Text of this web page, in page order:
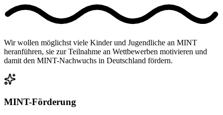
Wir wollen möglichst viele Kinder und Jugendliche an MINT
heranführen, sie zur Teilnahme an Wettbewerben motivieren und
damit den MINT-Nachwuchs in Deutschland fördern.
MINT-Förderung